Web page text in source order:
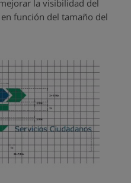
la visibilidad del
función del tamaño del